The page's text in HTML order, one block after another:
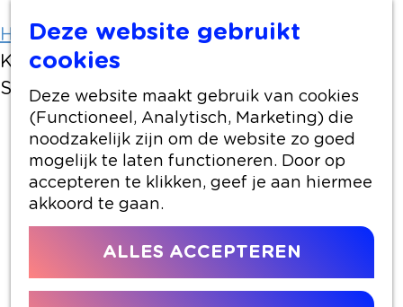
Deze website gebruikt
cookies
Deze website maakt gebruik van cookies
(Functioneel, Analytisch, Marketing) die
noodzakelijk zijn om de website zo goed
mogelijk te laten functioneren. Door op
accepteren te klikken, geef je aan hiermee
akkoord te gaan.
ALLES ACCEPTEREN
Home
Artikelen
Kledingbank Groene Hart wint Harstikke
Sociaal Bokaal
14 november 2024 | | |
KLEDINGBANK GROENE
HART
wint Harstikke Sociaal Bokaal